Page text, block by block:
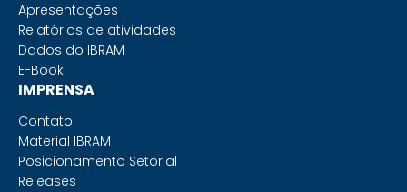
Apresentações
Relatórios de atividades
Dados do IBRAM
E-Book
IMPRENSA
Contato
Material IBRAM
Posicionamento Setorial
Releases